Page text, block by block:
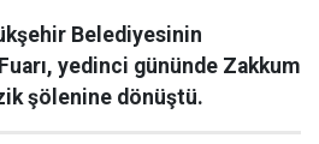
Belediyesinin
yedinci gününde Zakkum
şölenine dönüştü.